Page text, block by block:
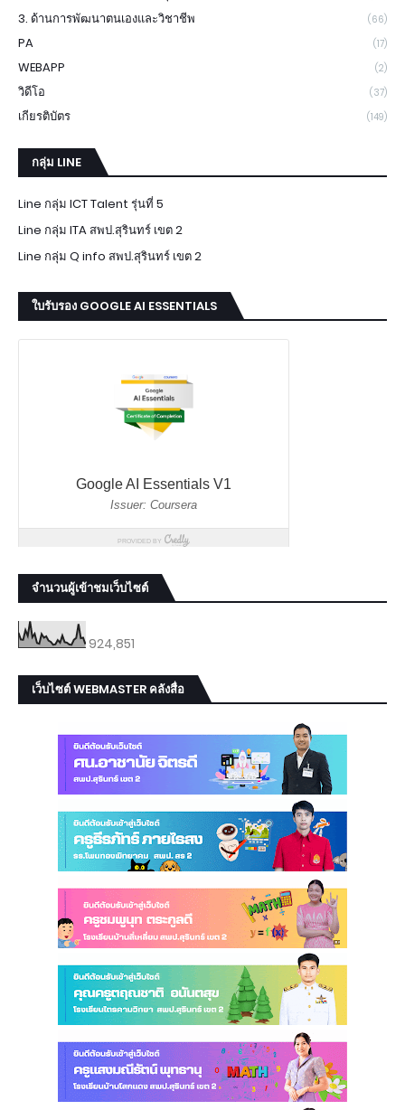
3. ด้านการพัฒนาตนเองและวิชาชีพ (66)
PA (17)
WEBAPP (2)
วิดีโอ (37)
เกียรติบัตร (149)
กลุ่ม LINE
Line กลุ่ม ICT Talent รุ่นที่ 5
Line กลุ่ม ITA สพป.สุรินทร์ เขต 2
Line กลุ่ม Q info สพป.สุรินทร์ เขต 2
ใบรับรอง GOOGLE AI ESSENTIALS
จำนวนผู้เข้าชมเว็บไซต์
924,851
เว็บไซต์ WEBMASTER คลังสื่อ